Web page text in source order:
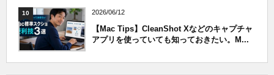
10 2026/06/12
【Mac Tips】CleanShot Xなどのキャプチャ
アプリを使っていても知っておきたい。M...